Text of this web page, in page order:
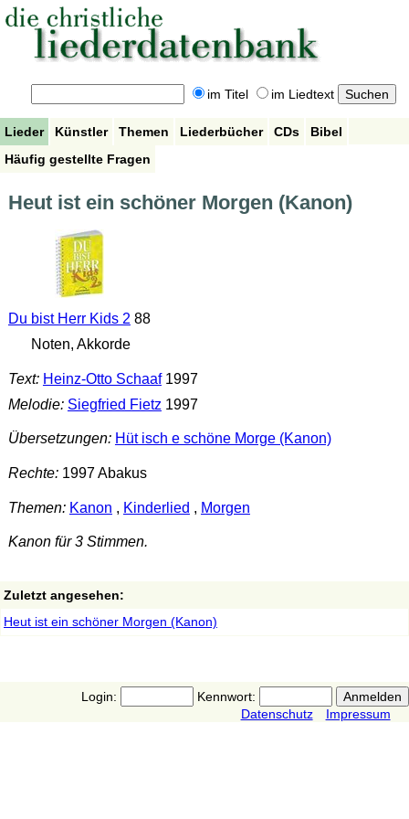
im Titel im Liedtext
Lieder Künstler Themen Liederbücher CDs
Bibel
Häufig gestellte Fragen
Heut ist ein schöner Morgen (Kanon)
Du bist Herr Kids 2 88
Noten, Akkorde
Text: Heinz-Otto Schaaf1997
Melodie: Siegfried Fietz 1997
Übersetzungen: Hüt isch e schöne Morge (Kanon)
Rechte:1997 Abakus
Themen: Kanon , Kinderlied , Morgen
Kanon für 3 Stimmen.
Zuletzt angesehen:
Heut ist ein schöner Morgen (Kanon)
Login:
Kennwort:
Datenschutz
Impressum